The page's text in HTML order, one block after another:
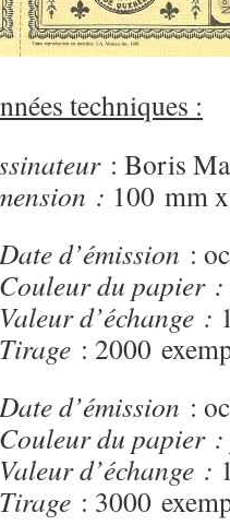
techniques :
: Boris
: 100 mm
Date d’émission :
Couleur du papier :
Valeur d’échange :
Tirage : 2000
Date d’émission :
Couleur du papier :
Valeur d’échange :
Tirage : 3000